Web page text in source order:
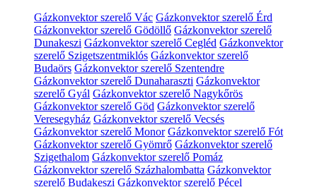
Gázkonvektor szerelő Vác Gázkonvektor szerelő Érd
Gázkonvektor szerelő Gödöllő Gázkonvektor szerelő
Dunakeszi Gázkonvektor szerelő Cegléd Gázkonvektor
szerelő Szigetszentmiklós Gázkonvektor szerelő
Budaörs Gázkonvektor szerelő Szentendre
Gázkonvektor szerelő Dunaharaszti Gázkonvektor
szerelő Gyál Gázkonvektor szerelő Nagykőrös
Gázkonvektor szerelő Göd Gázkonvektor szerelő
Veresegyház Gázkonvektor szerelő Vecsés
Gázkonvektor szerelő Monor Gázkonvektor szerelő Fót
Gázkonvektor szerelő Gyömrő Gázkonvektor szerelő
Szigethalom Gázkonvektor szerelő Pomáz
Gázkonvektor szerelő Százhalombatta Gázkonvektor
szerelő Budakeszi Gázkonvektor szerelő Pécel